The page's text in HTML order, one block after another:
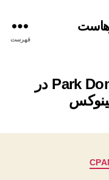
فهرست
آموزش Park Domain در